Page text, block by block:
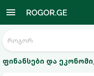
ფინანსები და